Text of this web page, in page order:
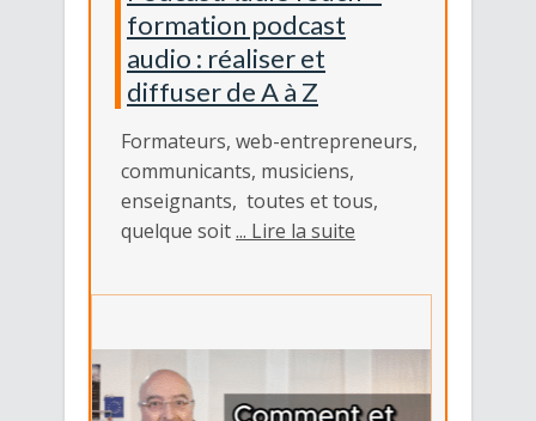
formation podcast
audio : réaliser et
diffuser de A à Z
Formateurs, web-entrepreneurs,
communicants, musiciens,
enseignants, toutes et tous,
quelque soit... Lire la suite